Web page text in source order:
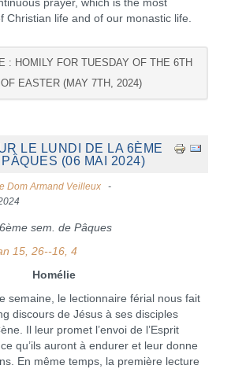
prayer, which is the most
Christian life and of our monastic life.
: HOMILY FOR TUESDAY OF THE 6TH
EASTER (MAY 7TH, 2024)
LE LUNDI DE LA 6ÈME
(06 MAI 2024)
Dom Armand Veilleux
sem. de Pâques
15, 26--16, 4
Homélie
semaine, le lectionnaire férial nous fait
discours de Jésus à ses disciples
Il leur promet l’envoi de l’Esprit
qu’ils auront à endurer et leur donne
En même temps, la première lecture